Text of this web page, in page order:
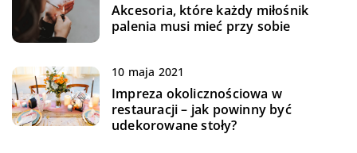
Akcesoria, które każdy miłośnik
palenia musi mieć przy sobie
10 maja 2021
Impreza okolicznościowa w
restauracji – jak powinny być
udekorowane stoły?